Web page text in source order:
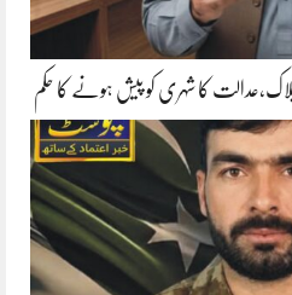
بلاک،عدالت کا شہری کو پیش ہونے کا حکم